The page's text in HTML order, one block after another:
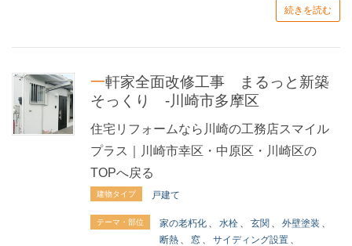
続きを読む
一軒家全面改修工事 まるっと新築
そっくり -川崎市多摩区
住宅リフォームなら川崎の工務店スマイル
プラス｜川崎市幸区・中原区・川崎区の
TOPへ戻る
建物タイプ 戸建て
テーマ・部位 家の老朽化 、 水栓 、 玄関 、 外壁塗装 、
断熱 、 窓 、 サイディング設置 、